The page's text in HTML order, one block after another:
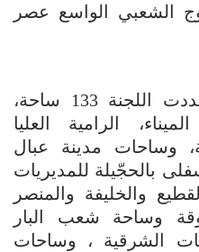
الشعبي الواسع عصر
وفي محافظة الحديدة حددت اللجنة 133 ساحة،
الرامية العليا
وساحات مدينة عبال
بالحجّيلة للمديريات
والخليفة والمنصر
وساحة شعب البار
الشرقية ، وساحات